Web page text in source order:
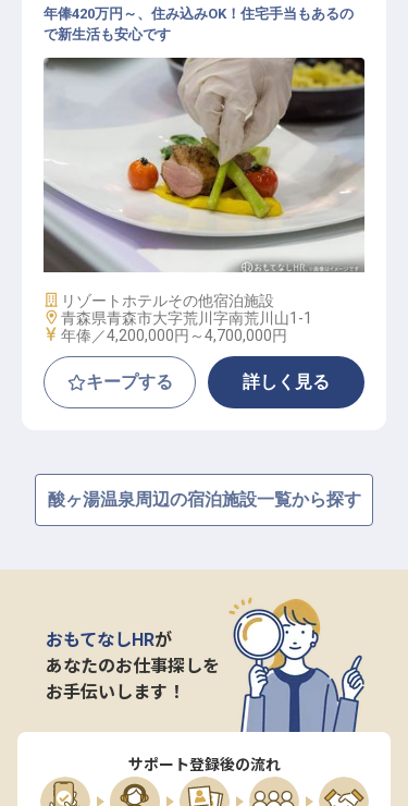
洋食調理
年俸420万円～、住み込みOK！住宅手当もあるの
で新生活も安心です
施設業態
リゾートホテルその他宿泊施設
勤務地
青森県青森市大字荒川字南荒川山1-1
給与
年俸／4,200,000円～4,700,000円
キープする 詳しく見る
酸ヶ湯温泉周辺の宿泊施設一覧から探す
おもてなしHRが
あなたのお仕事探しを
お手伝いします！
サポート登録後の流れ